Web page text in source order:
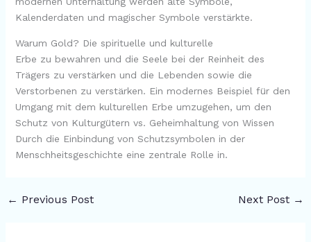
Kalenderdaten und magischer Symbole verstärkte.
Warum Gold? Die spirituelle und kulturelle
Erbe zu bewahren und die Seele bei der Reinheit des
Trägers zu verstärken und die Lebenden sowie die
Verstorbenen zu verstärken. Ein modernes Beispiel für den
Umgang mit dem kulturellen Erbe umzugehen, um den
Schutz von Kulturgütern vs. Geheimhaltung von Wissen
Durch die Einbindung von Schutzsymbolen in der
Menschheitsgeschichte eine zentrale Rolle in.
← Previous Post Next Post →